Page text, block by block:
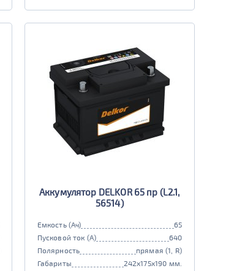
Аккумулятор DELKOR 65 пр (L2.1,
56514)
Емкость (Ач)
65
Пусковой ток (А)
640
Полярность
прямая (1, R)
Габариты
242x175x190 мм.